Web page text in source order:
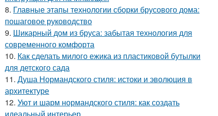
8. Главные этапы технологии сборки брусового дома:
пошаговое руководство
9. Шикарный дом из бруса: забытая технология для
современного комфорта
10. Как сделать милого ежика из пластиковой бутылки
для детского сада
11. Душа Нормандского стиля: истоки и эволюция в
архитектуре
12. Уют и шарм нормандского стиля: как создать